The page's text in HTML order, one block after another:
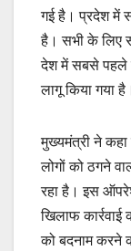
गई है। प्रदेश में
है। सभी के लिए
देश में सबसे पहले
लागू किया गया है।
मुख्यमंत्री ने
लोगों को ठगने
रहा है। इस
खिलाफ
को बदनाम करने